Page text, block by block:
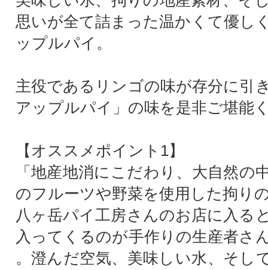
思いが全て詰まった温かくて優し
ップルパイ。
主役であるリンゴの味が存分に引
アップルパイ」の味を是非ご堪能
【オススメポイント1】
「地産地消にこだわり、大自然の
のフルーツや野菜を使用した拘り
八ヶ岳パイ工房さんのお店に入る
入ってくるのが手作りの生産者さ
。澄んだ空気、美味しい水、そし